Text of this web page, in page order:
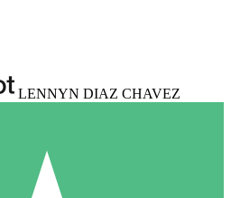
LENNYN DIAZ CHAVEZ